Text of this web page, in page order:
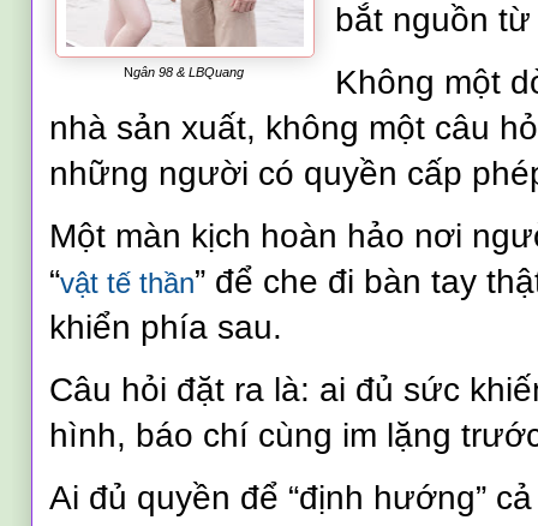
Ngân 98 & LBQuang
bắt nguồn
Không một
nhà sản xuất, không một câu
những người có quyền cấp
Một màn kịch hoàn hảo nơi
“vật tế thần” để che đi bàn tay
khiển phía sau.
Câu hỏi đặt ra là: ai đủ sức
hình, báo chí cùng im lặng
Ai đủ quyền để “định hướng”